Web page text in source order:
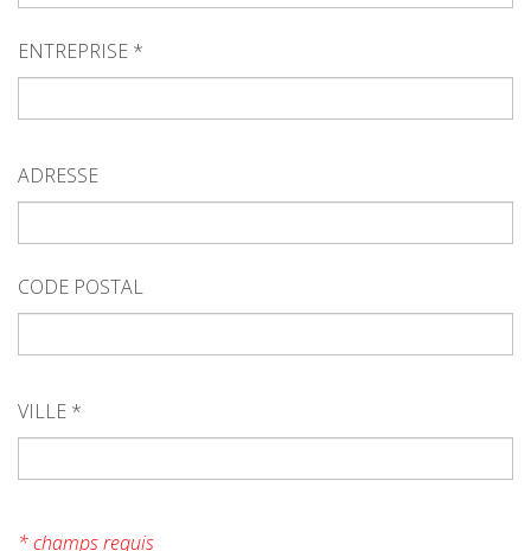
ENTREPRISE *
ADRESSE
CODE POSTAL
VILLE *
* champs requis